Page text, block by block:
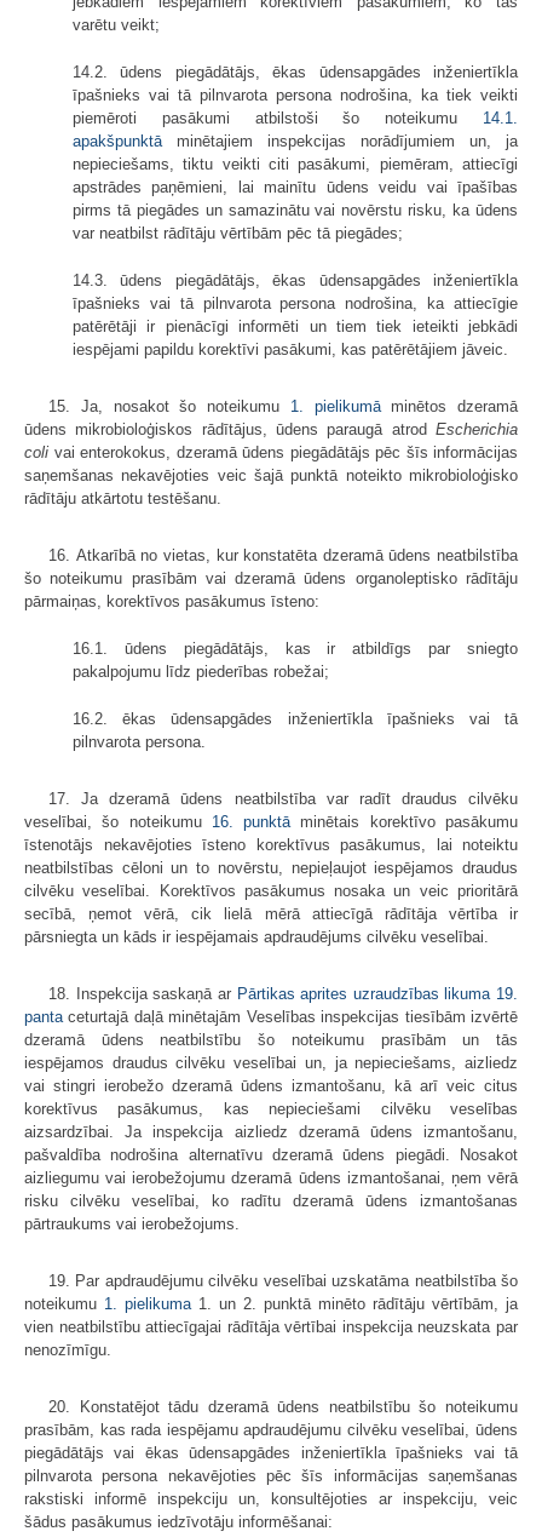
varētu veikt;
14.2. ūdens piegādātājs, ēkas ūdensapgādes inženiertīkla
īpašnieks vai tā pilnvarota persona nodrošina, ka tiek veikti
piemēroti pasākumi atbilstoši šo noteikumu 14.1.
apakšpunktā minētajiem inspekcijas norādījumiem un, ja
nepieciešams, tiktu veikti citi pasākumi, piemēram, attiecīgi
apstrādes paņēmieni, lai mainītu ūdens veidu vai īpašības
pirms tā piegādes un samazinātu vai novērstu risku, ka ūdens
var neatbilst rādītāju vērtībām pēc tā piegādes;
14.3. ūdens piegādātājs, ēkas ūdensapgādes inženiertīkla
īpašnieks vai tā pilnvarota persona nodrošina, ka attiecīgie
patērētāji ir pienācīgi informēti un tiem tiek ieteikti jebkādi
iespējami papildu korektīvi pasākumi, kas patērētājiem jāveic.
15. Ja, nosakot šo noteikumu 1. pielikumāminētos dzeramā
ūdens mikrobioloģiskos rādītājus, ūdens paraugā atrod Escherichia
coli vai enterokokus, dzeramā ūdens piegādātājs pēc šīs informācijas
saņemšanas nekavējoties veic šajā punktā noteikto mikrobioloģisko
rādītāju atkārtotu testēšanu.
16. Atkarībā no vietas, kur konstatēta dzeramā ūdens neatbilstība
šo noteikumu prasībām vai dzeramā ūdens organoleptisko rādītāju
pārmaiņas, korektīvos pasākumus īsteno:
16.1. ūdens piegādātājs, kas ir atbildīgs par sniegto
pakalpojumu līdz piederības robežai;
16.2. ēkas ūdensapgādes inženiertīkla īpašnieks vai tā
pilnvarota persona.
17. Ja dzeramā ūdens neatbilstība var radīt draudus cilvēku
veselībai, šo noteikumu 16. punktā minētais korektīvo pasākumu
īstenotājs nekavējoties īsteno korektīvus pasākumus, lai noteiktu
neatbilstības cēloni un to novērstu, nepieļaujot iespējamos draudus
cilvēku veselībai. Korektīvos pasākumus nosaka un veic prioritārā
secībā, ņemot vērā, cik lielā mērā attiecīgā rādītāja vērtība ir
pārsniegta un kāds ir iespējamais apdraudējums cilvēku veselībai.
18. Inspekcija saskaņā ar Pārtikas aprites uzraudzības likuma 19.
panta ceturtajā daļā minētajām Veselības inspekcijas tiesībām izvērtē
dzeramā ūdens neatbilstību šo noteikumu prasībām un tās
iespējamos draudus cilvēku veselībai un, ja nepieciešams, aizliedz
vai stingri ierobežo dzeramā ūdens izmantošanu, kā arī veic citus
korektīvus pasākumus, kas nepieciešami cilvēku veselības
aizsardzībai. Ja inspekcija aizliedz dzeramā ūdens izmantošanu,
pašvaldība nodrošina alternatīvu dzeramā ūdens piegādi. Nosakot
aizliegumu vai ierobežojumu dzeramā ūdens izmantošanai, ņem vērā
risku cilvēku veselībai, ko radītu dzeramā ūdens izmantošanas
pārtraukums vai ierobežojums.
19. Par apdraudējumu cilvēku veselībai uzskatāma neatbilstība šo
noteikumu 1. pielikuma 1. un 2. punktā minēto rādītāju vērtībām, ja
vien neatbilstību attiecīgajai rādītāja vērtībai inspekcija neuzskata par
nenozīmīgu.
20. Konstatējot tādu dzeramā ūdens neatbilstību šo noteikumu
prasībām, kas rada iespējamu apdraudējumu cilvēku veselībai, ūdens
piegādātājs vai ēkas ūdensapgādes inženiertīkla īpašnieks vai tā
pilnvarota persona nekavējoties pēc šīs informācijas saņemšanas
rakstiski informē inspekciju un, konsultējoties ar inspekciju, veic
šādus pasākumus iedzīvotāju informēšanai: